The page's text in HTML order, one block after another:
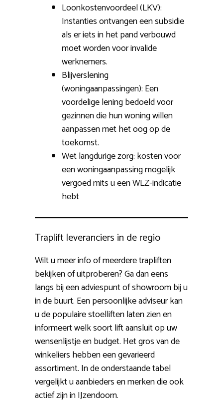
Loonkostenvoordeel (LKV):
Instanties ontvangen een subsidie
als er iets in het pand verbouwd
moet worden voor invalide
werknemers.
Blijverslening
(woningaanpassingen): Een
voordelige lening bedoeld voor
gezinnen die hun woning willen
aanpassen met het oog op de
toekomst.
Wet langdurige zorg: kosten voor
een woningaanpassing mogelijk
vergoed mits u een WLZ-indicatie
hebt
Traplift leveranciers in de regio
Wilt u meer info of meerdere trapliften
bekijken of uitproberen? Ga dan eens
langs bij een adviespunt of showroom bij u
in de buurt. Een persoonlijke adviseur kan
u de populaire stoelliften laten zien en
informeert welk soort lift aansluit op uw
wensenlijstje en budget. Het gros van de
winkeliers hebben een gevarieerd
assortiment. In de onderstaande tabel
vergelijkt u aanbieders en merken die ook
actief zijn in IJzendoorn.